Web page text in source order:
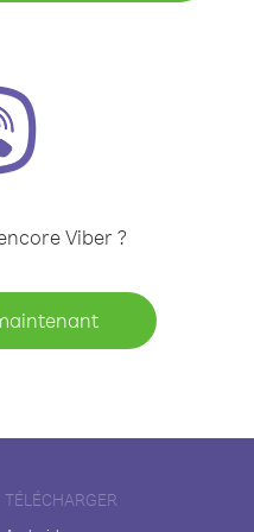
Viber ?
TÉLÉCHARGER